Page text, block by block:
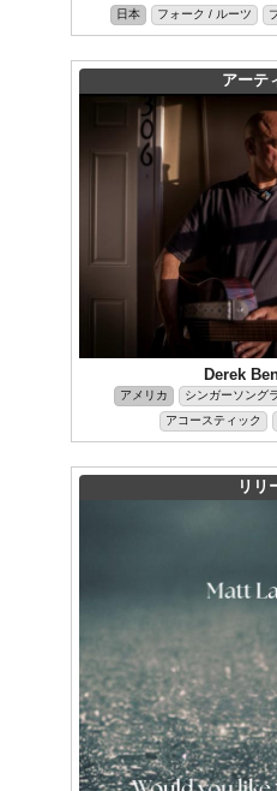
日本 フォーク / ルーツ
アーテ
Derek
アメリカ シンガーソング
アコースティック
リリ